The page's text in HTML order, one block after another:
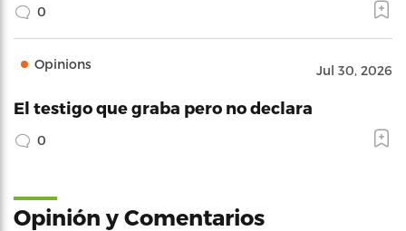
0
Opinions Jul 30, 2026
El testigo que graba pero no declara
0
Opinión y Comentarios